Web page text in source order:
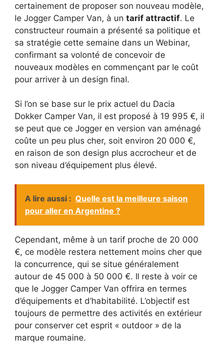
certainement de proposer son nouveau modèle,
le Jogger Camper Van, à un tarif attractif. Le
constructeur roumain a présenté sa politique et
sa stratégie cette semaine dans un Webinar,
confirmant sa volonté de concevoir de
nouveaux modèles en commençant par le coût
pour arriver à un design final.
Si l’on se base sur le prix actuel du Dacia
Dokker Camper Van, il est proposé à 19 995 €, il
se peut que ce Jogger en version van aménagé
coûte un peu plus cher, soit environ 20 000 €,
en raison de son design plus accrocheur et de
son niveau d’équipement plus élevé.
A lire aussi : Quelle est la meilleure saison
pour aller en Argentine ?
Cependant, même à un tarif proche de 20 000
€, ce modèle restera nettement moins cher que
la concurrence, qui se situe généralement
autour de 45 000 à 50 000 €. Il reste à voir ce
que le Jogger Camper Van offrira en termes
d’équipements et d’habitabilité. L’objectif est
toujours de permettre des activités en extérieur
pour conserver cet esprit « outdoor » de la
marque roumaine.